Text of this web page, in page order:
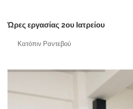
Ώρες εργασίας 2ου Ιατρείου
Κατόπιν Ραντεβού